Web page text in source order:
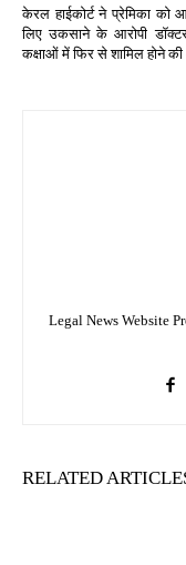
केरल हाईकोर्ट ने प्रेमिका को
लिए उकसाने के आरोपी
कक्षाओं में फिर से शामिल होने की
Legal News Website
RELATED